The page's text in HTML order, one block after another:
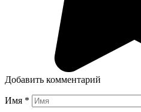
Добавить комментарий
Имя *